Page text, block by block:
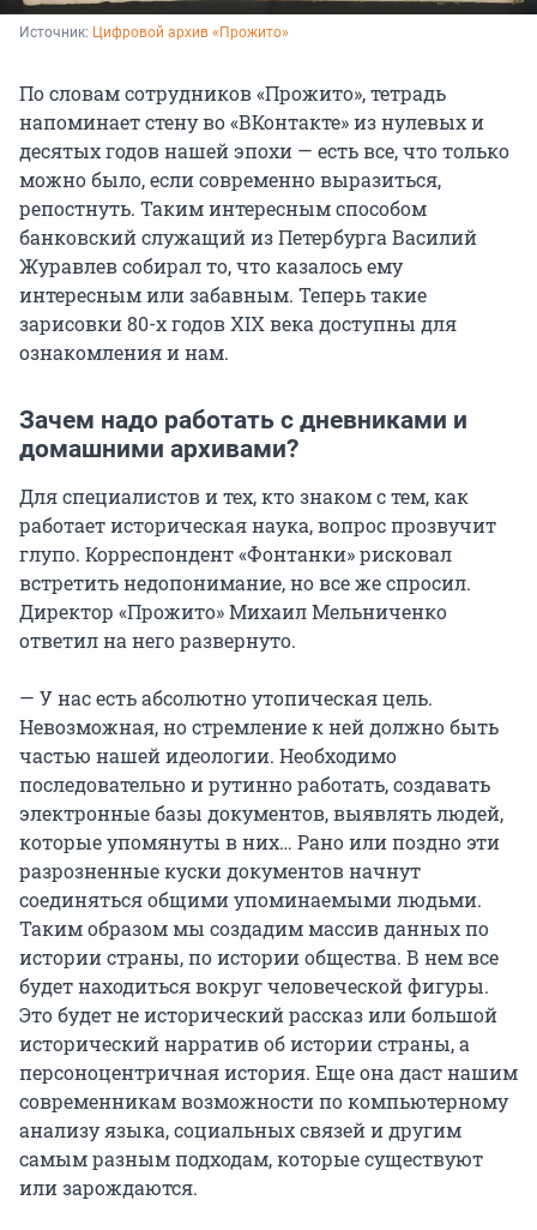
Источник: Цифровой архив «Прожито»
По словам сотрудников «Прожито», тетрадь
напоминает стену во «ВКонтакте» из нулевых и
десятых годов нашей эпохи — есть все, что только
можно было, если современно выразиться,
репостнуть. Таким интересным способом
банковский служащий из Петербурга Василий
Журавлев собирал то, что казалось ему
интересным или забавным. Теперь такие
зарисовки 80-х годов XIX века доступны для
ознакомления и нам.
Зачем надо работать с дневниками и
домашними архивами?
Для специалистов и тех, кто знаком с тем, как
работает историческая наука, вопрос прозвучит
глупо. Корреспондент «Фонтанки» рисковал
встретить недопонимание, но все же спросил.
Директор «Прожито» Михаил Мельниченко
ответил на него развернуто.
— У нас есть абсолютно утопическая цель.
Невозможная, но стремление к ней должно быть
частью нашей идеологии. Необходимо
последовательно и рутинно работать, создавать
электронные базы документов, выявлять людей,
которые упомянуты в них… Рано или поздно эти
разрозненные куски документов начнут
соединяться общими упоминаемыми людьми.
Таким образом мы создадим массив данных по
истории страны, по истории общества. В нем все
будет находиться вокруг человеческой фигуры.
Это будет не исторический рассказ или большой
исторический нарратив об истории страны, а
персоноцентричная история. Еще она даст нашим
современникам возможности по компьютерному
анализу языка, социальных связей и другим
самым разным подходам, которые существуют
или зарождаются.